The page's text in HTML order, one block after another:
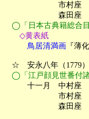
市村座
森田座
◯「日本古典籍総合目
◇黄表紙
鳥居清満画 『薄
☆　安永八年（1779）
◯「江戸顔見世番付諸
十一月　中村座
市村座
森田座